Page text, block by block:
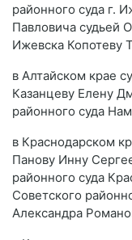
районного суда г.
Павловича судьей
Ижевска Копотеву
в Алтайском крае
Казанцеву Елену
районного суда
в Краснодарском
Панову Инну
районного суда
Советского
Александра